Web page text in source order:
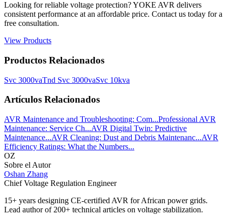
Looking for reliable voltage protection? YOKE AVR delivers
consistent performance at an affordable price. Contact us today for a
free consultation.
View Products
Productos Relacionados
Svc 3000vaTnd Svc 3000vaSvc 10kva
Artículos Relacionados
AVR Maintenance and Troubleshooting: Com...Professional AVR
Maintenance: Service Ch...AVR Digital Twin: Predictive
Maintenance...AVR Cleaning: Dust and Debris Maintenanc...AVR
Efficiency Ratings: What the Numbers...
OZ
Sobre el Autor
Oshan Zhang
Chief Voltage Regulation Engineer
15+ years designing CE-certified AVR for African power grids.
Lead author of 200+ technical articles on voltage stabilization.